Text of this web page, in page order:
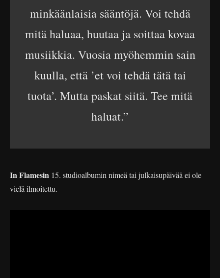
minkäänlaisia sääntöjä. Voi tehdä
mitä haluaa, huutaa ja soittaa kovaa
musiikkia. Vuosia myöhemmin sain
kuulla, että ’et voi tehdä tätä tai
tuota’. Mutta paskat siitä. Tee mitä
haluat.”
In Flamesin 15. studioalbumin nimeä tai julkaisupäivää ei ole
vielä ilmoitettu.